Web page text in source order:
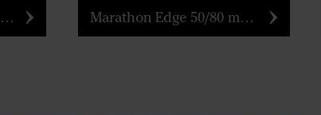
Marathon Edge 50/80 mm spets